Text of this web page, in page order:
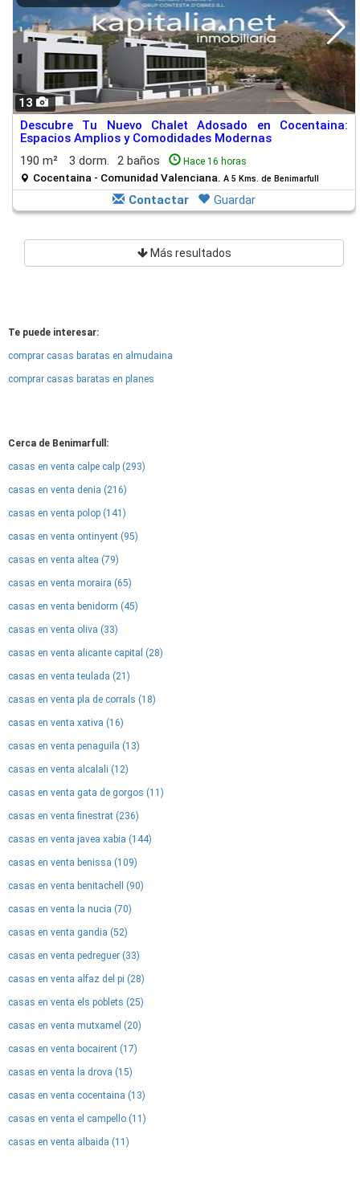
13
Descubre Tu Nuevo Chalet Adosado en Cocentaina:
Espacios Amplios y Comodidades Modernas
190 m²
3 dorm. 2 baños Hace 16 horas
Cocentaina - Comunidad Valenciana. A 5 Kms. de Benimarfull
Contactar Guardar
Más resultados
Te puede interesar:
comprar casas baratas en almudaina
comprar casas baratas en planes
Cerca de Benimarfull:
casas en venta calpe calp (293)
casas en venta denia (216)
casas en venta polop (141)
casas en venta ontinyent (95)
casas en venta altea (79)
casas en venta moraira (65)
casas en venta benidorm (45)
casas en venta oliva (33)
casas en venta alicante capital (28)
casas en venta teulada (21)
casas en venta pla de corrals (18)
casas en venta xativa (16)
casas en venta penaguila (13)
casas en venta alcalali (12)
casas en venta gata de gorgos (11)
casas en venta finestrat (236)
casas en venta javea xabia (144)
casas en venta benissa (109)
casas en venta benitachell (90)
casas en venta la nucia (70)
casas en venta gandia (52)
casas en venta pedreguer (33)
casas en venta alfaz del pi (28)
casas en venta els poblets (25)
casas en venta mutxamel (20)
casas en venta bocairent (17)
casas en venta la drova (15)
casas en venta cocentaina (13)
casas en venta el campello (11)
casas en venta albaida (11)